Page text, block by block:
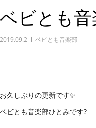
ベビとも
2019.09.2 ベビとも音楽部
お久しぶりの更新です✨
ベビとも音楽部ひとみです?